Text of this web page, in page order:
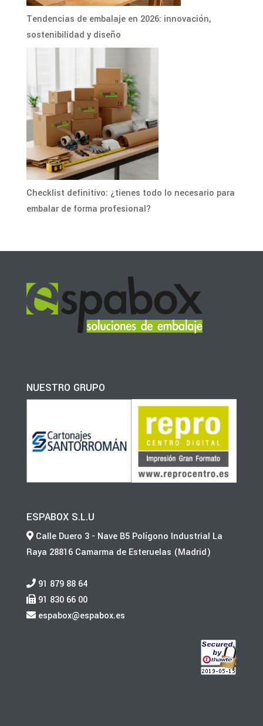
Tendencias de embalaje en 2026: innovación,
sostenibilidad y diseño
Checklist definitivo: ¿tienes todo lo necesario para
embalar de forma profesional?
NUESTRO GRUPO
ESPABOX S.L.U
Calle Duero 3 - Nave B5 Polígono Industrial La
Raya 28816 Camarma de Esteruelas (Madrid)
91 879 88 64
91 830 66 00
espabox@espabox.es